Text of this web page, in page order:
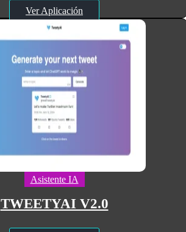
Ver Aplicación
Asistente IA
TWEETYAI V2.0